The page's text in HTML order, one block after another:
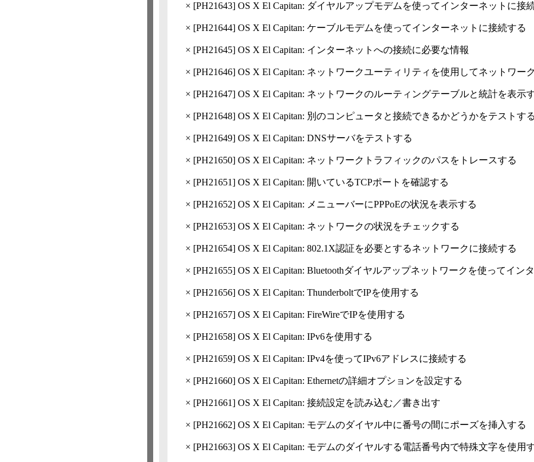
× [PH21643] OS X El Capitan: ダイヤルアップモデムを使ってインターネットに接
× [PH21644] OS X El Capitan: ケーブルモデムを使ってインターネットに接続する
× [PH21645] OS X El Capitan: インターネットへの接続に必要な情報
× [PH21646] OS X El Capitan: ネットワークユーティリティを使用してネットワー
× [PH21647] OS X El Capitan: ネットワークのルーティングテーブルと統計を表示
× [PH21648] OS X El Capitan: 別のコンピュータと接続できるかどうかをテストする
× [PH21649] OS X El Capitan: DNSサーバをテストする
× [PH21650] OS X El Capitan: ネットワークトラフィックのパスをトレースする
× [PH21651] OS X El Capitan: 開いているTCPポートを確認する
× [PH21652] OS X El Capitan: メニューバーにPPPoEの状況を表示する
× [PH21653] OS X El Capitan: ネットワークの状況をチェックする
× [PH21654] OS X El Capitan: 802.1X認証を必要とするネットワークに接続する
× [PH21655] OS X El Capitan: Bluetoothダイヤルアップネットワークを使ってイン
× [PH21656] OS X El Capitan: ThunderboltでIPを使用する
× [PH21657] OS X El Capitan: FireWireでIPを使用する
× [PH21658] OS X El Capitan: IPv6を使用する
× [PH21659] OS X El Capitan: IPv4を使ってIPv6アドレスに接続する
× [PH21660] OS X El Capitan: Ethernetの詳細オプションを設定する
× [PH21661] OS X El Capitan: 接続設定を読み込む／書き出す
× [PH21662] OS X El Capitan: モデムのダイヤル中に番号の間にポーズを挿入する
× [PH21663] OS X El Capitan: モデムのダイヤルする電話番号内で特殊文字を使用